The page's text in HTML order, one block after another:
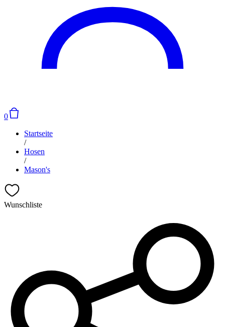
0
Startseite
/
Hosen
/
Mason's
Wunschliste